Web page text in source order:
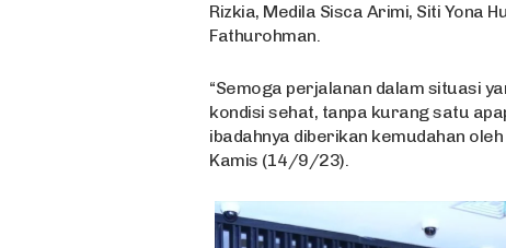
Rizkia, Medila Sisca Arimi, Siti Yona
Fathurohman.
“Semoga perjalanan dalam situasi
kondisi sehat, tanpa kurang satu
ibadahnya diberikan kemudahan
Kamis (14/9/23).